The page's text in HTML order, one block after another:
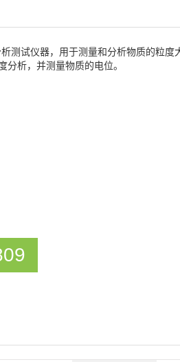
测试仪器，用于测量和分析物质的粒
析，并测量物质的电位。